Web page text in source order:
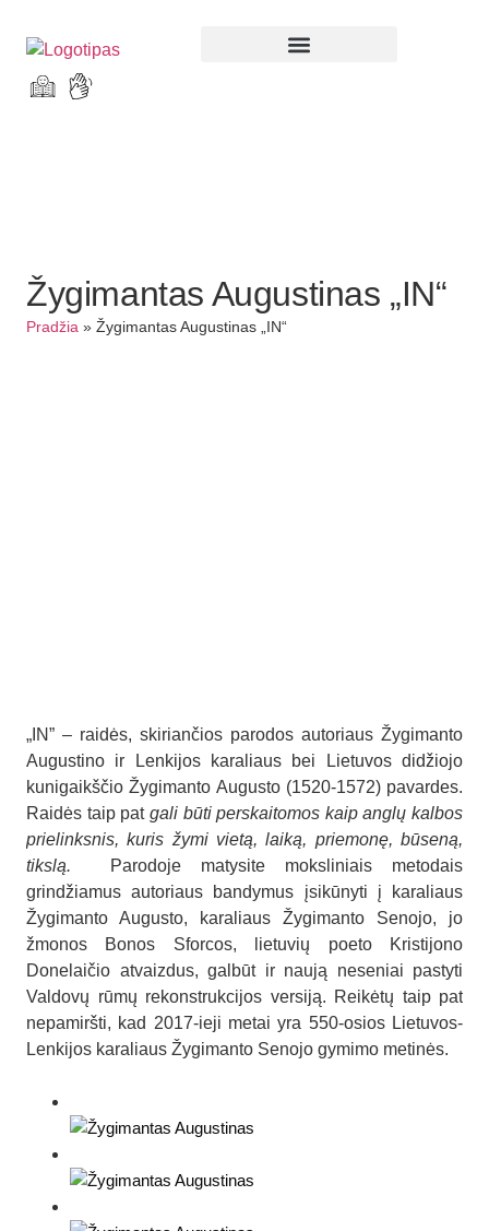
Žygimantas Augustinas „IN“
Pradžia » Žygimantas Augustinas „IN“
„IN” – raidės, skiriančios parodos autoriaus Žygimanto
Augustino ir Lenkijos karaliaus bei Lietuvos didžiojo
kunigaikščio Žygimanto Augusto (1520-1572) pavardes.
Raidės taip pat gali būti perskaitomos kaip anglų kalbos
prielinksnis, kuris žymi vietą, laiką, priemonę, būseną,
tikslą. Parodoje matysite moksliniais metodais
grindžiamus autoriaus bandymus įsikūnyti į karaliaus
Žygimanto Augusto, karaliaus Žygimanto Senojo, jo
žmonos Bonos Sforcos, lietuvių poeto Kristijono
Donelaičio atvaizdus, galbūt ir naują neseniai pastyti
Valdovų rūmų rekonstrukcijos versiją. Reikėtų taip pat
nepamiršti, kad 2017-ieji metai yra 550-osios Lietuvos-
Lenkijos karaliaus Žygimanto Senojo gymimo metinės.